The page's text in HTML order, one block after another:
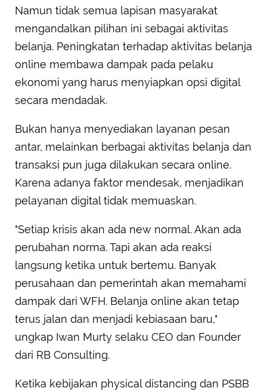
Namun tidak semua lapisan masyarakat
mengandalkan pilihan ini sebagai aktivitas
belanja. Peningkatan terhadap aktivitas belanja
online membawa dampak pada pelaku
ekonomi yang harus menyiapkan opsi digital
secara mendadak.
Bukan hanya menyediakan layanan pesan
antar, melainkan berbagai aktivitas belanja dan
transaksi pun juga dilakukan secara online.
Karena adanya faktor mendesak, menjadikan
pelayanan digital tidak memuaskan.
"Setiap krisis akan ada new normal. Akan ada
perubahan norma. Tapi akan ada reaksi
langsung ketika untuk bertemu. Banyak
perusahaan dan pemerintah akan memahami
dampak dari WFH. Belanja online akan tetap
terus jalan dan menjadi kebiasaan baru,"
ungkap Iwan Murty selaku CEO dan Founder
dari RB Consulting.
Ketika kebijakan physical distancing dan PSBB